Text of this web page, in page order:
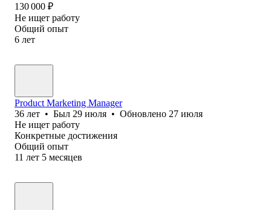
130 000 ₽
Не ищет работу
Общий опыт
6 лет
Product Marketing Manager
36 лет • Был 29 июля • Обновлено 27 июля
Не ищет работу
Конкретные достижения
Общий опыт
11 лет 5 месяцев